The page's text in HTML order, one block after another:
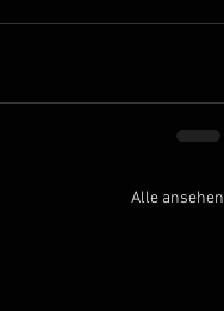
Alle ansehen